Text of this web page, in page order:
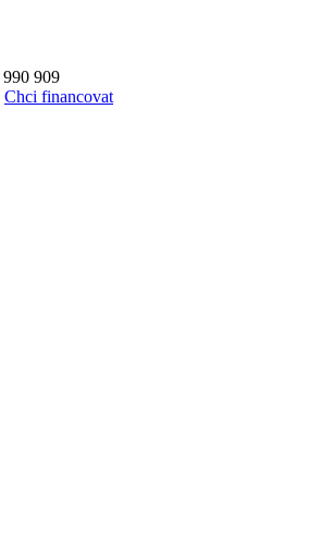
990 909
Chci financovat